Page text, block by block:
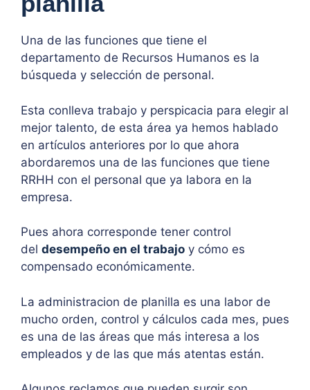
Una de las funciones que tiene el
departamento de Recursos Humanos es la
búsqueda y selección de personal.
Esta conlleva trabajo y perspicacia para elegir al
mejor talento, de esta área ya hemos hablado
en artículos anteriores por lo que ahora
abordaremos una de las funciones que tiene
RRHH con el personal que ya labora en la
empresa.
Pues ahora corresponde tener control
del desempeño en el trabajo y cómo es
compensado económicamente.
La administracion de planilla es una labor de
mucho orden, control y cálculos cada mes, pues
es una de las áreas que más interesa a los
empleados y de las que más atentas están.